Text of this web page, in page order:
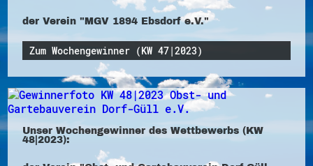
der Verein "MGV 1894 Ebsdorf e.V."
Zum Wochengewinner (KW 47|2023)
Unser Wochengewinner des Wettbewerbs (KW
48|2023):